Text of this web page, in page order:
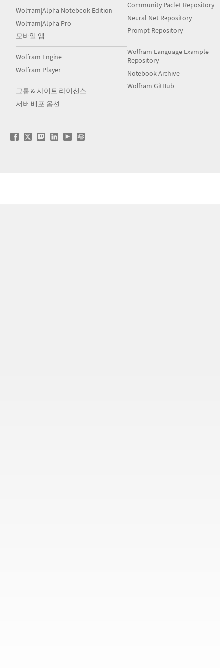
Wolfram|Alpha Notebook Edition
Wolfram|Alpha Pro
모바일 앱
Wolfram Engine
Wolfram Player
그룹 & 사이트 라이선스
서버 배포 옵션
Community Paclet Repository
Neural Net Repository
Prompt Repository
Wolfram Language Example
Repository
Notebook Archive
Wolfram GitHub